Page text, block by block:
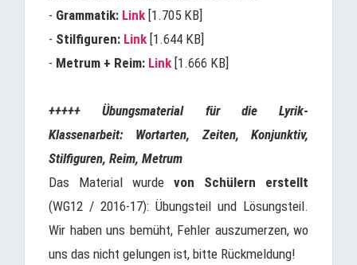
- Grammatik: Link [1.705 KB]
- Stilfiguren: Link [1.644 KB]
- Metrum + Reim: Link [1.666 KB]
+++++ Übungsmaterial für die Lyrik-
Klassenarbeit: Wortarten, Zeiten, Konjunktiv,
Stilfiguren, Reim, Metrum
Das Material wurde von Schülern erstellt
(WG12 / 2016-17): Übungsteil und Lösungsteil.
Wir haben uns bemüht, Fehler auszumerzen, wo
uns das nicht gelungen ist, bitte Rückmeldung!